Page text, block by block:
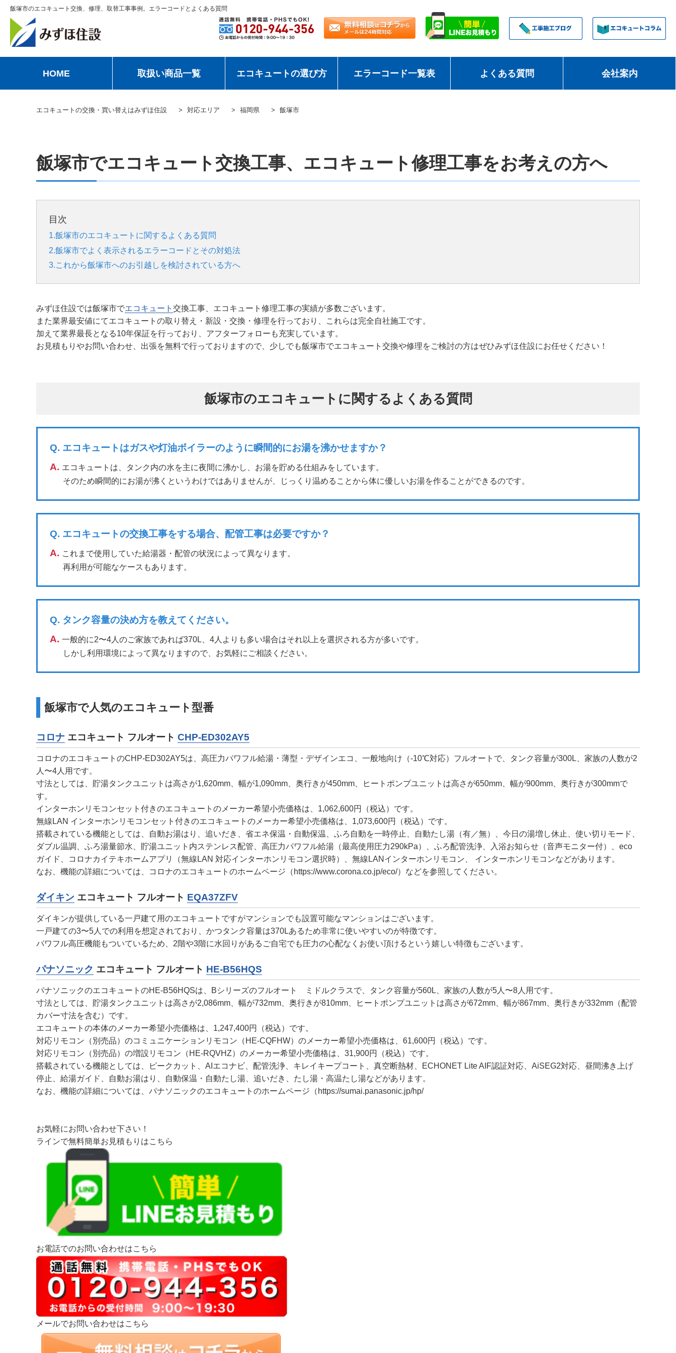
飯塚市のエコキュート交換、修理、取替工事事例。エラーコードとよくある質問
HOME 取扱い商品一覧 エコキュートの選び方 エラーコード一覧表 よくある質問 会社案内
エコキュートの交換・買い替えはみずほ住設 対応エリア 福岡県 飯塚市
飯塚市でエコキュート交換工事、エコキュート修理工事をお考えの方へ
目次
1.飯塚市のエコキュートに関するよくある質問
2.飯塚市でよく表示されるエラーコードとその対処法
3.これから飯塚市へのお引越しを検討されている方へ
みずほ住設では飯塚市でエコキュート 交換工事、エコキュート修理工事の実績が多数ございます。
また業界最安値にてエコキュートの取り替え・新設・交換・修理を行っており、これらは完全自社施工です。
加えて業界最長となる10年保証を行っており、アフターフォローも充実しています。
お見積もりやお問い合わせ、出張を無料で行っておりますので、少しでも飯塚市でエコキュート交換や修理をご検討の方はぜひみずほ住設にお任せください！
飯塚市のエコキュートに関するよくある質問
Q. エコキュートはガスや灯油ボイラーのように瞬間的にお湯を沸かせますか？
A. エコキュートは、タンク内の水を主に夜間に沸かし、お湯を貯める仕組みをしています。
そのため瞬間的にお湯が沸くというわけではありませんが、じっくり温めることから体に優しいお湯を作ることができるのです。
Q. エコキュートの交換工事をする場合、配管工事は必要ですか？
A. これまで使用していた給湯器・配管の状況によって異なります。
再利用が可能なケースもあります。
Q. タンク容量の決め方を教えてください。
A. 一般的に2〜4人のご家族であれば370L、4人よりも多い場合はそれ以上を選択される方が多いです。
しかし利用環境によって異なりますので、お気軽にご相談ください。
飯塚市で人気のエコキュート型番
コロナ エコキュート フルオート CHP-ED302AY5
コロナのエコキュートのCHP-ED302AY5は、高圧力パワフル給湯・薄型・デザインエコ、一般地向け（-10℃対応）フルオートで、タンク容量が300L、家族の人数が2
人〜4人用です。
寸法としては、貯湯タンクユニットは高さが1,620mm、幅が1,090mm、奥行きが450mm、ヒートポンプユニットは高さが650mm、幅が900mm、奥行きが300mmで
す。
インターホンリモコンセット付きのエコキュートのメーカー希望小売価格は、1,062,600円（税込）です。
無線LAN インターホンリモコンセット付きのエコキュートのメーカー希望小売価格は、1,073,600円（税込）です。
搭載されている機能としては、自動お湯はり、追いだき、省エネ保温・自動保温、ふろ自動を一時停止、自動たし湯（有／無）、今日の湯増し休止、使い切りモード、
ダブル温調、ふろ湯量節水、貯湯ユニット内ステンレス配管、高圧力パワフル給湯（最高使用圧力290kPa）、ふろ配管洗浄、入浴お知らせ（音声モニター付）、eco
ガイド、コロナカイテキホームアプリ（無線LAN 対応インターホンリモコン選択時）、無線LANインターホンリモコン、 インターホンリモコンなどがあります。
なお、機能の詳細については、コロナのエコキュートのホームページ（ https://www.corona.co.jp/eco/）などを参照してください。
ダイキン エコキュート フルオート EQA37ZFV
ダイキンが提供している一戸建て用のエコキュートですがマンションでも設置可能なマンションはございます。
一戸建ての3〜5人での利用を想定されており、かつタンク容量は370Lあるため非常に使いやすいのが特徴です。
パワフル高圧機能もついているため、2階や3階に水回りがあるご自宅でも圧力の心配なくお使い頂けるという嬉しい特徴もございます。
パナソニック エコキュート フルオート HE-B56HQS
パナソニックのエコキュートのHE-B56HQSは、Bシリーズのフルオート ミドルクラスで、タンク容量が560L、家族の人数が5人〜8人用です。
寸法としては、貯湯タンクユニットは高さが2,086mm、幅が732mm、奥行きが810mm、ヒートポンプユニットは高さが672mm、幅が867mm、奥行きが332mm（配管
カバー寸法を含む）です。
エコキュートの本体のメーカー希望小売価格は、1,247,400円（税込）です。
対応リモコン（別売品）のコミュニケーションリモコン（HE-CQFHW）のメーカー希望小売価格は、61,600円（税込）です。
対応リモコン（別売品）の増設リモコン（HE-RQVHZ）のメーカー希望小売価格は、31,900円（税込）です。
搭載されている機能としては、ピークカット、AIエコナビ、配管洗浄、キレイキープコート、真空断熱材、ECHONET Lite AIF認証対応、AiSEG2対応、昼間沸き上げ
停止、給湯ガイド、自動お湯はり、自動保温・自動たし湯、追いだき、たし湯・高温たし湯などがあります。
なお、機能の詳細については、パナソニックのエコキュートのホームページ（https://sumai.panasonic.jp/hp/
お気軽にお問い合わせ下さい！
ラインで無料簡単お見積もりはこちら
お電話でのお問い合わせはこちら
メールでお問い合わせはこちら